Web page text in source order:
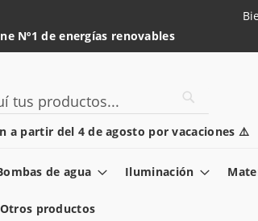
Nº1 de energías renovables
a partir del 4 de agosto por vacaciones ⚠️
de agua Iluminación
Otros productos